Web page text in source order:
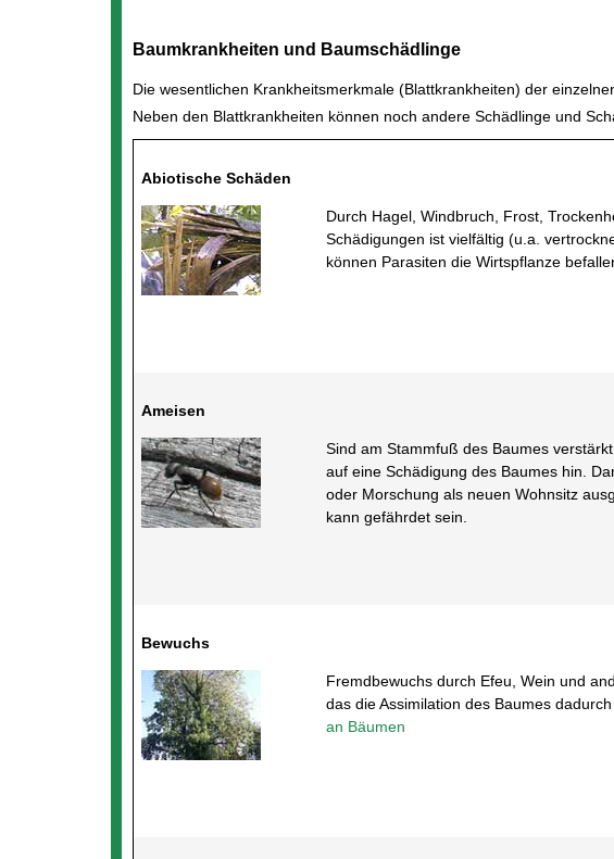
Baumkrankheiten und Baumschädlinge
Die wesentlichen Krankheitsmerkmale (Blattkrankheiten) der
Neben den Blattkrankheiten können noch andere Schädlinge und
Abiotische Schäden
Durch Hagel, Windbruch, Frost,
Schädigungen ist vielfältig (u.a.
können Parasiten die Wirtspflanze
Ameisen
Sind am Stammfuß des Baumes
auf eine Schädigung des Baumes hin.
oder Morschung als neuen Wohnsitz
kann gefährdet sein.
Bewuchs
Fremdbewuchs durch Efeu, Wein und
das die Assimilation des Baumes
an Bäumen